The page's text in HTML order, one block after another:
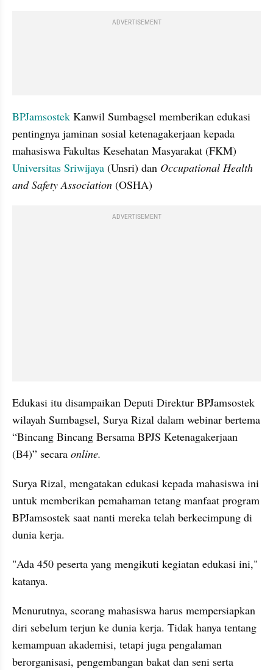
ADVERTISEMENT
BPJamsostek Kanwil Sumbagsel memberikan edukasi
pentingnya jaminan sosial ketenagakerjaan kepada
Universitas Sriwijaya (Unsri) dan Occupational Health
and Safety Association (OSHA)
ADVERTISEMENT
Edukasi itu disampaikan Deputi Direktur BPJamsostek
wilayah Sumbagsel, Surya Rizal dalam webinar bertema
“Bincang Bincang Bersama BPJS Ketenagakerjaan
(B4)” secara online.
Surya Rizal, mengatakan edukasi kepada mahasiswa ini
untuk memberikan pemahaman tetang manfaat program
BPJamsostek saat nanti mereka telah berkecimpung di
dunia kerja.
"Ada 450 peserta yang mengikuti kegiatan edukasi ini,"
katanya.
Menurutnya, seorang mahasiswa harus mempersiapkan
diri sebelum terjun ke dunia kerja. Tidak hanya tentang
kemampuan akademisi, tetapi juga pengalaman
berorganisasi, pengembangan bakat dan seni serta